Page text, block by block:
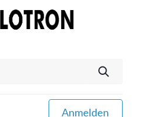
Anmelden